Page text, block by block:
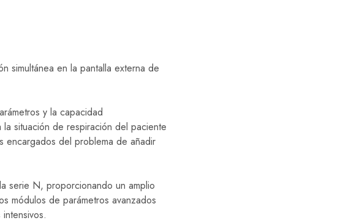
simultánea en la pantalla externa de
y la capacidad
situación de respiración del paciente
encargados del problema de añadir
serie N, proporcionando un amplio
módulos de parámetros avanzados